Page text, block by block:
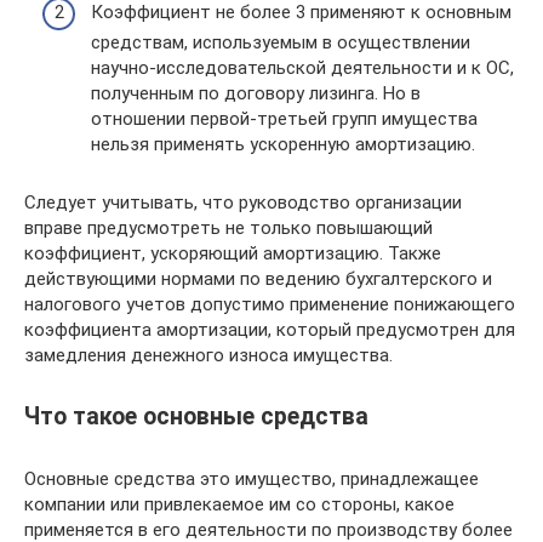
Коэффициент не более 3 применяют к основным
средствам, используемым в осуществлении
научно-исследовательской деятельности и к ОС,
полученным по договору лизинга. Но в
отношении первой-третьей групп имущества
нельзя применять ускоренную амортизацию.
Следует учитывать, что руководство организации
вправе предусмотреть не только повышающий
коэффициент, ускоряющий амортизацию. Также
действующими нормами по ведению бухгалтерского и
налогового учетов допустимо применение понижающего
коэффициента амортизации, который предусмотрен для
замедления денежного износа имущества.
Что такое основные средства
Основные средства это имущество, принадлежащее
компании или привлекаемое им со стороны, какое
применяется в его деятельности по производству более